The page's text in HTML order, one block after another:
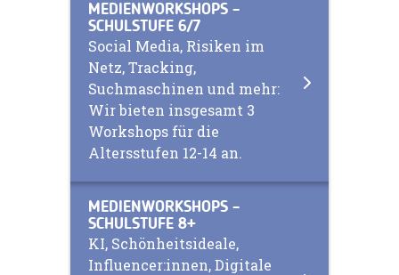
MEDIENWORKSHOPS –
SCHULSTUFE 6/7
Social Media, Risiken im
Netz, Tracking,
Suchmaschinen und mehr:
Wir bieten insgesamt 3
Workshops für die
Altersstufen 12-14 an.
MEDIENWORKSHOPS –
SCHULSTUFE 8+
KI, Schönheitsideale,
Influencer:innen, Digitale